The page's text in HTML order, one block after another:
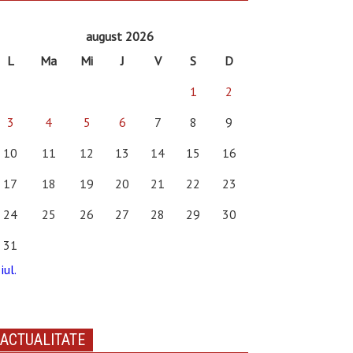
august 2026
L
Ma Mi J V S
D
1
2
3
4 5 6 7 8
9
10
11 12 13 14 15
16
17
18 19 20 21 22
23
24
25 26 27 28 29
30
31
ACTUALITATE